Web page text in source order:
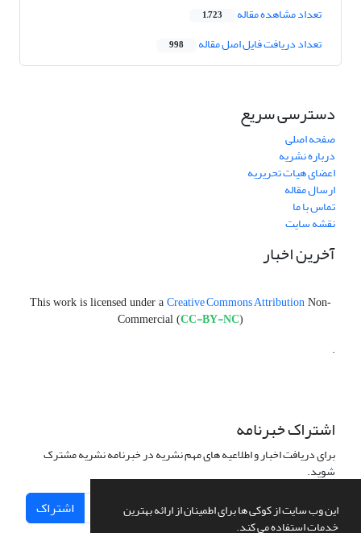
این وب سایت از کوکی ها برای اطمینان از ارائه بهترین
خدمات استفاده می کند.
تعداد مشاهده مقاله 1,723
تعداد دریافت فایل اصل مقاله 998
دسترسی سریع
صفحه اصلی
درباره نشریه
اعضای هیات تحریریه
ارسال مقاله
تماس با ما
نقشه سایت
آخرین اخبار
This work is licensed under a Creative Commons Attribution Non-
Commercial (CC-BY-NC)
.
اشتراک خبرنامه
برای دریافت اخبار و اطلاعیه های مهم نشریه در خبرنامه نشریه مشترک
شوید.
اشتراک